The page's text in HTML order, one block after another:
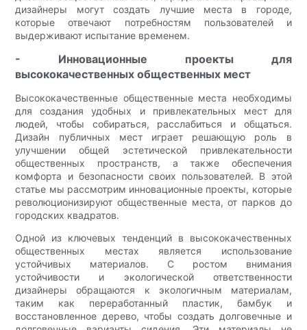
дизайнеры могут создать лучшие места в городе,
которые отвечают потребностям пользователей и
выдерживают испытание временем.
- Инновационные проекты для
высококачественных общественных мест
Высококачественные общественные места необходимы
для создания удобных и привлекательных мест для
людей, чтобы собираться, расслабиться и общаться.
Дизайн публичных мест играет решающую роль в
улучшении общей эстетической привлекательности
общественных пространств, а также обеспечения
комфорта и безопасности своих пользователей. В этой
статье мы рассмотрим инновационные проекты, которые
революционизируют общественные места, от парков до
городских квадратов.
Одной из ключевых тенденций в высококачественных
общественных местах является использование
устойчивых материалов. С ростом внимания
устойчивости и экологической ответственности
дизайнеры обращаются к экологичным материалам,
таким как переработанный пластик, бамбук и
восстановленное дерево, чтобы создать долговечные и